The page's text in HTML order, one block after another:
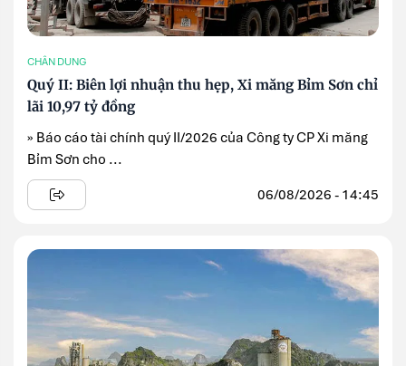
CHÂN DUNG
Quý II: Biên lợi nhuận thu hẹp, Xi măng Bỉm Sơn chỉ
lãi 10,97 tỷ đồng
» Báo cáo tài chính quý II/2026 của Công ty CP Xi măng
Bỉm Sơn cho ...
06/08/2026 - 14:45